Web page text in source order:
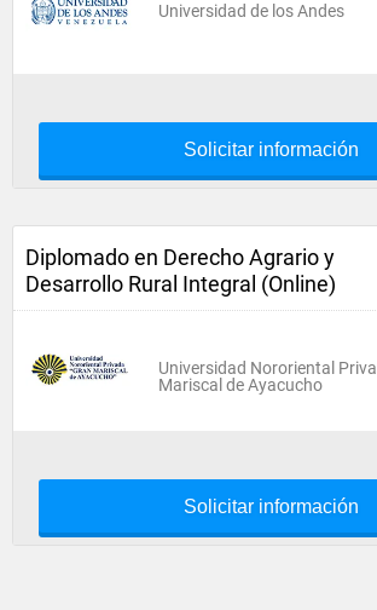
Universidad de los Andes
Solicitar información
Diplomado en Derecho Agrario y
Desarrollo Rural Integral (Online)
Universidad Nororiental
Mariscal de Ayacucho
Solicitar información